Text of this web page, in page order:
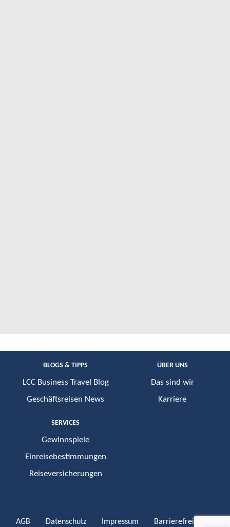
BLOGS & TIPPS
LCC Business Travel Blog
Geschäftsreisen News
ÜBER UNS
Das sind wir
Karriere
SERVICES
Gewinnspiele
Einreisebestimmungen
Reiseversicherungen
AGB Datenschutz Impressum Barrierefreiheit